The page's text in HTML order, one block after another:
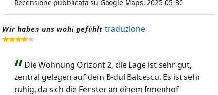
Recensione pubblicata su Google Maps, 2025-05-30
Wir haben uns wohl gefühlt traduzione
Die Wohnung Orizont 2, die Lage ist sehr gut,
zentral gelegen auf dem B-dul Balcescu. Es ist sehr
ruhig, da sich die Fenster an einem Innenhof